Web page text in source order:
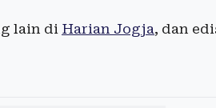
lain di Harian Jogja, dan